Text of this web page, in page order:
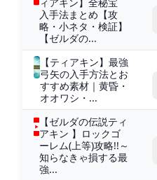
入手法まとめ【攻
略・小ネタ・検証】
【ゼルダの...
【ティアキン】最強
弓矢の入手方法とお
すすめ素材｜黄昏・
オオワシ・...
【ゼルダの伝説ティ
アキン 】ロックゴ
ーレム(上等)攻略!!～
知らなきゃ損する最
強...